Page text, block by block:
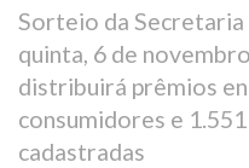
Sorteio da Secretaria
quinta, 6 de
distribuirá prêmios
consumidores e
cadastradas